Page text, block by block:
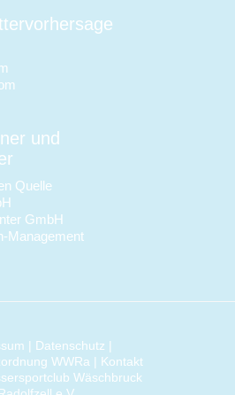
und
Quelle
GmbH
Management
| Datenschutz |
WWRa | Kontakt
Wäschbruck